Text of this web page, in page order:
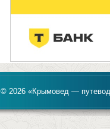
© 2026 «Крымовед —